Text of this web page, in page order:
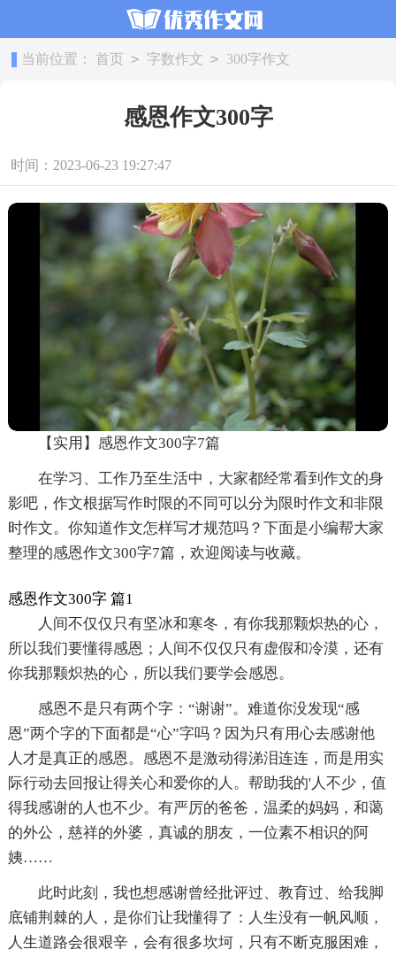
当前位置： 首页 > 字数作文 > 300字作文
感恩作文300字
时间：2023-06-23 19:27:47
【实用】感恩作文300字7篇
在学习、工作乃至生活中，大家都经常看到作文的身
影吧，作文根据写作时限的不同可以分为限时作文和非限
时作文。你知道作文怎样写才规范吗？下面是小编帮大家
整理的感恩作文300字7篇，欢迎阅读与收藏。
感恩作文300字 篇1
人间不仅仅只有坚冰和寒冬，有你我那颗炽热的心，
所以我们要懂得感恩；人间不仅仅只有虚假和冷漠，还有
你我那颗炽热的心，所以我们要学会感恩。
感恩不是只有两个字：“谢谢”。难道你没发现“感
恩”两个字的下面都是“心”字吗？因为只有用心去感谢他
人才是真正的感恩。感恩不是激动得涕泪连连，而是用实
际行动去回报让得关心和爱你的人。帮助我的'人不少，值
得我感谢的人也不少。有严厉的爸爸，温柔的妈妈，和蔼
的外公，慈祥的外婆，真诚的朋友，一位素不相识的阿
姨……
此时此刻，我也想感谢曾经批评过、教育过、给我脚
底铺荆棘的人，是你们让我懂得了：人生没有一帆风顺，
人生道路会很艰辛，会有很多坎坷，只有不断克服困难，